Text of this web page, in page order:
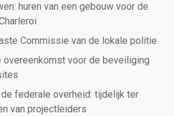
huren van een gebouw voor de
Commissie van de lokale politie
overeenkomst voor de beveiliging
federale overheid: tijdelijk ter
van projectleiders